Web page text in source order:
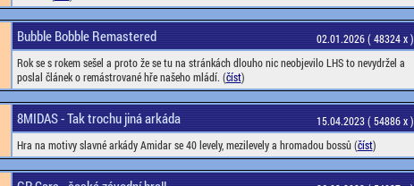
Bubble Bobble Remastered
02.01.2026 ( 48324 x )
Rok se s rokem sešel a proto že se tu na stránkách dlouho nic neobjevilo LHS to nevydržel a
poslal článek o remástrované hře našeho mládí. (číst)
8MIDAS - Tak trochu jiná arkáda
15.04.2023 ( 54886 x )
Hra na motivy slavné arkády Amidar se 40 levely, mezilevely a hromadou bossů (číst)